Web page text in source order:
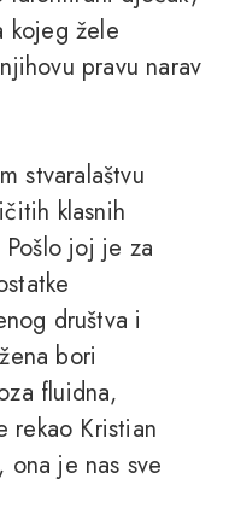
kojeg žele
pravu narav
stvaralaštvu
klasnih
joj je za
društva i
bori
fluidna,
rekao Kristian
ona je nas sve